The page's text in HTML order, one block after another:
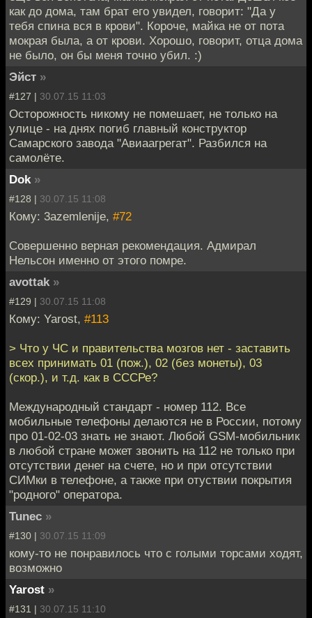
как до дома, там брат его увидел, говорит: "Да у
тебя спина вся в крови". Короче, майка не от пота
мокрая была, а от крови. Хорошо, говорит, отца дома
не было, он бы меня точно убил. :)
Эйст »
#127 | 30.07.15 11:03
Осторожность никому не помешает, не только на
улице - на днях погиб главный конструктор
Самарского завода "Авиаагрегат". Разбился на
самолёте.
Dok »
#128 | 30.07.15 11:08
Кому: 3azemlenije, #72
Совершенно верная рекомендация. Адмирал
Нельсон именно от этого помре.
avottak »
#129 | 30.07.15 11:08
Кому: Yarost, #113
> Что у ЧС и правительства мозгов нет - заставить
всех принимать 01 (пож.), 02 (без монеты), 03
(скор.), и т.д. как в СССРе?
Международный стандарт - номер 112. Все
мобильные телефоны делаются не в России, потому
про 01-02-03 знать не знают. Любой GSM-мобильник
в любой стране может звонить на 112 не только при
отсутствии денег на счете, но и при отсутствии
СИМки в телефоне, а также при отуствии покрытия
"родного" оператора.
Tunec »
#130 | 30.07.15 11:09
кому-то не понравилось что с голыми торсами ходят,
возможно
Yarost »
#131 | 30.07.15 11:10